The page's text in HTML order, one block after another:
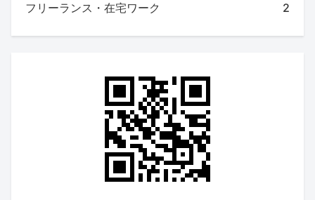
フリーランス・在宅ワーク 2